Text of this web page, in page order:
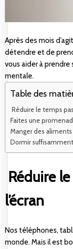
Après des mois
détendre et de
vous aider à
mentale.
Table des
Réduire le temps
Faites une
Manger des
Dormir suffisamment
Réduire
l’écran
Nos téléphones,
monde. Mais il est